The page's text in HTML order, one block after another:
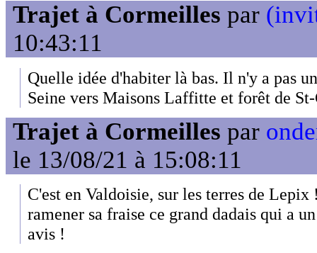
Trajet à Cormeilles par
10:43:11
Quelle idée d'habiter là bas. Il n'y a pas
Seine vers Maisons Laffitte et forêt de
Trajet à Cormeilles par
le 13/08/21 à 15:08:11
C'est en Valdoisie, sur les terres de
ramener sa fraise ce grand dadais qui a
avis !